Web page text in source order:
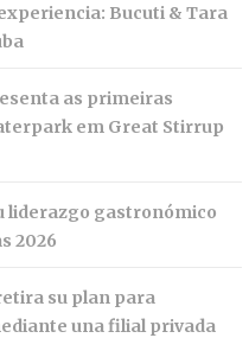
Bucuti & Tara
as primeiras
em Great Stirrup
liderazgo gastronómico
2026
su plan para
una filial privada